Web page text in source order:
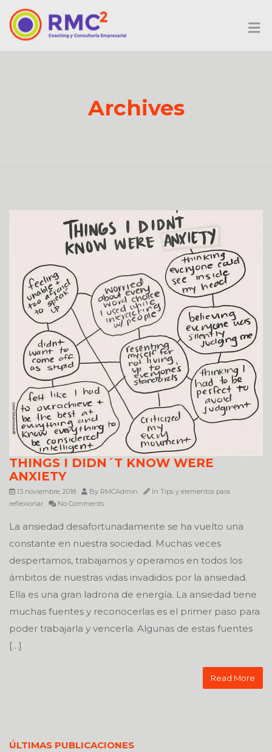
Archives
THINGS I DIDN´T KNOW WERE
ANXIETY
13 noviembre, 2018 By RMCAdmin In Tips y elementos para
reflexionar
No Comments
La ansiedad desafortunadamente se ha vuelto una
constante en nuestra sociedad. Muchas veces
despertamos, trabajamos y operamos en todos los
ámbitos de nuestras vidas invadidos por la ansiedad.
Ella es una gran ladrona de energía. La ansiedad tiene
muchas fuentes y reconocerlas es el primer paso para
poder trabajarla y vencerla. Algunas de estas fuentes
[…]
Read More
ÚLTIMAS PUBLICACIONES